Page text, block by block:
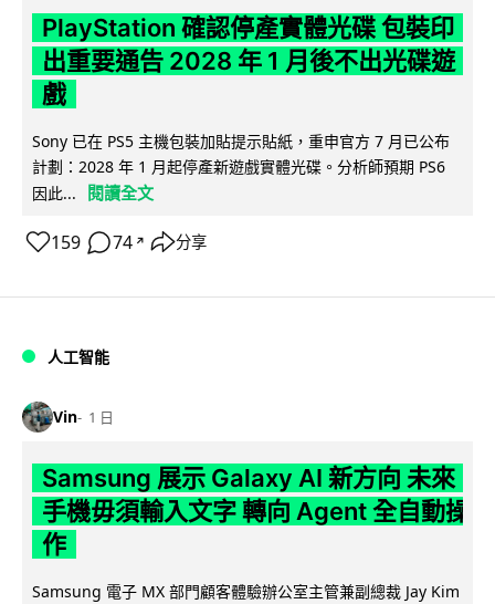
PlayStation 確認停產實體光碟 包裝印
出重要通告 2028 年 1 月後不出光碟遊
戲
Sony 已在 PS5 主機包裝加貼提示貼紙，重申官方 7 月已公布
計劃：2028 年 1 月起停產新遊戲實體光碟。分析師預期 PS6
因此...
閱讀全文
159 74 ↗ 分享
人工智能
Vin 1 日
Samsung 展示 Galaxy AI 新方向 未來
手機毋須輸入文字 轉向 Agent 全自動操
作
Samsung 電子 MX 部門顧客體驗辦公室主管兼副總裁 Jay Kim